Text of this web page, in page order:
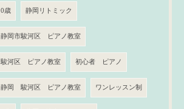
0歳 静岡リトミック
静岡市駿河区 ピアノ教室
駿河区 ピアノ教室 初心者 ピアノ
静岡 駿河区 ピアノ教室 ワンレッスン制